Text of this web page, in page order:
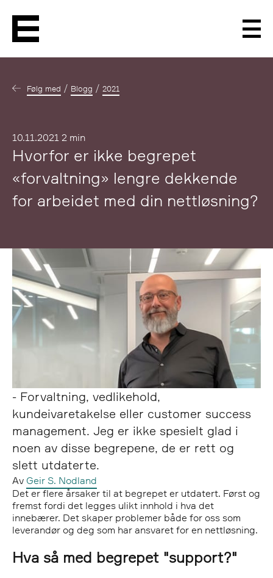
Følg med Blogg 2021
10.11.2021 2 min
Hvorfor er ikke begrepet
«forvaltning» lengre dekkende
for arbeidet med din nettløsning?
- Forvaltning, vedlikehold,
kundeivaretakelse eller customer success
management. Jeg er ikke spesielt glad i
noen av disse begrepene, de er rett og
slett utdaterte.
Av Geir S. Nodland
Det er flere årsaker til at begrepet er utdatert. Først og
fremst fordi det legges ulikt innhold i hva det
innebærer. Det skaper problemer både for oss som
leverandør og deg som har ansvaret for en nettløsning.
Hva så med begrepet "support?"